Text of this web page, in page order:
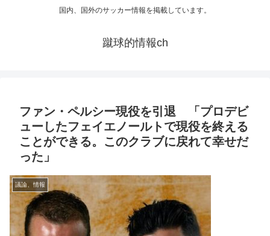
国内、国外のサッカー情報を掲載しています。
蹴球的情報ch
ファン・ペルシー現役を引退 「プロデビ
ューしたフェイエノールトで現役を終える
ことができる。このクラブに戻れて幸せだ
った」
議論、情報